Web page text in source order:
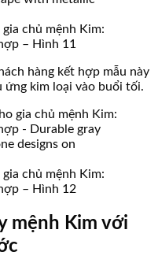
chủ mệnh Kim:
– Hình 11
hàng kết hợp mẫu này
ứng kim loại vào buổi tối.
chủ mệnh Kim:
– Hình 12
mệnh Kim với